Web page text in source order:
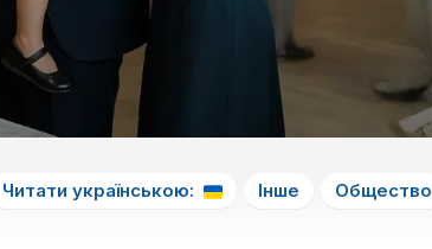
СНА
ЧИСЛАМ
МЕСЯЦА
ДЕНЬ
СЬОГОДНІ
ЛЮБОВНЫЙ
ГОРОСКОП
ЛЮБОВНЫЙ
Читати українською: Інше Общество